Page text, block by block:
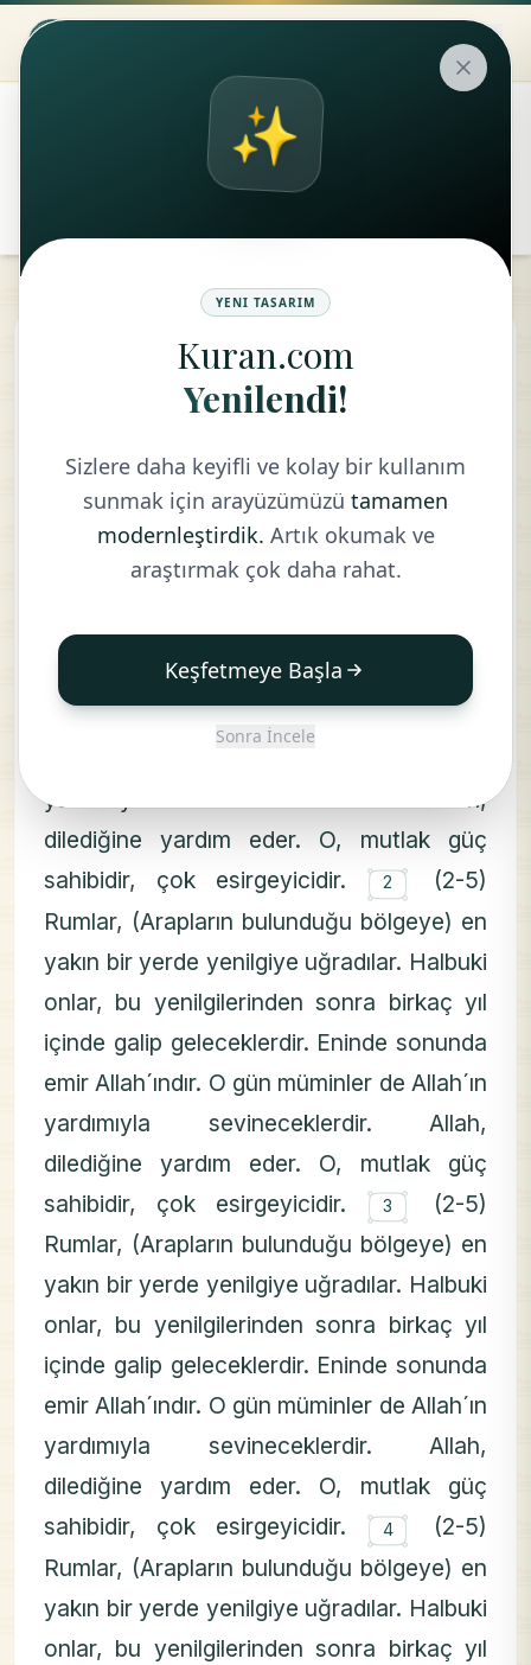
The Romans
TURKISH - DIYANET VAKFI
Elif. Lâm. Mîm. ۝
(2-5) Rumlar,
yerde yenilgiye uğradılar. Halbuki onlar, bu
yenilgilerinden sonra birkaç yıl içinde galip
geleceklerdir. Eninde sonunda emir Allah
yardımıyla sevineceklerdir. Allah,
dilediğine yardım eder. O, mutlak güç
sahibidir, çok esirgeyicidir. ۝
2
(2-5)
Rumlar, (Arapların bulunduğu bölgeye) en
yakın bir yerde yenilgiye uğradılar. Halbuki
onlar, bu yenilgilerinden sonra birkaç yıl
içinde galip geleceklerdir. Eninde sonunda
emir Allah´ındır. O gün müminler de Allah´ın
yardımıyla sevineceklerdir. Allah,
dilediğine yardım eder. O, mutlak güç
sahibidir, çok esirgeyicidir. ۝
3
(2-5)
Rumlar, (Arapların bulunduğu bölgeye) en
yakın bir yerde yenilgiye uğradılar. Halbuki
onlar, bu yenilgilerinden sonra birkaç yıl
içinde galip geleceklerdir. Eninde sonunda
emir Allah´ındır. O gün müminler de Allah´ın
yardımıyla sevineceklerdir. Allah,
dilediğine yardım eder. O, mutlak güç
sahibidir, çok esirgeyicidir. ۝
4
(2-5)
Rumlar, (Arapların bulunduğu bölgeye) en
yakın bir yerde yenilgiye uğradılar. Halbuki
onlar, bu yenilgilerinden sonra birkaç yıl
✨
YENI TASARIM
Kuran.com
Yenilendi!
Sizlere daha keyifli ve kolay bir kullanım
sunmak için arayüzümüzü tamamen
modernleştirdik. Artık okumak ve
araştırmak çok daha rahat.
Keşfetmeye Başla
Sonra İncele